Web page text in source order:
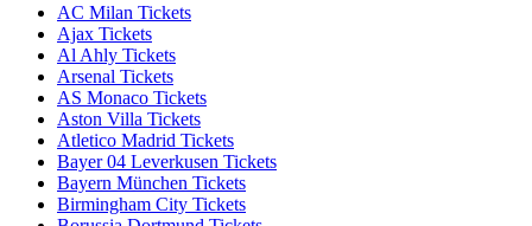
AC Milan Tickets
Ajax Tickets
Al Ahly Tickets
Arsenal Tickets
AS Monaco Tickets
Aston Villa Tickets
Atletico Madrid Tickets
Bayer 04 Leverkusen Tickets
Bayern München Tickets
Birmingham City Tickets